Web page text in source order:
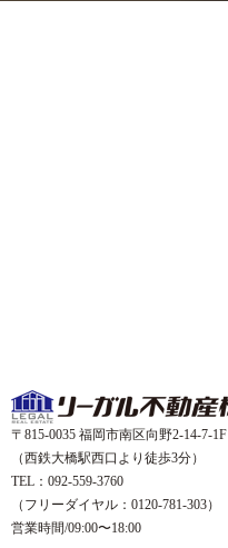
〒815-0035 福岡市南区向野2-14-7-1F
（西鉄大橋駅西口より徒歩3分）
TEL：092-559-3760
（フリーダイヤル：0120-781-303）
営業時間/09:00〜18:00